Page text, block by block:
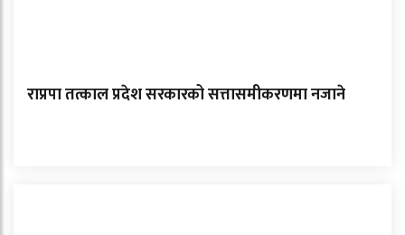
राप्रपा तत्काल प्रदेश सरकारको सत्तासमीकरणमा नजाने